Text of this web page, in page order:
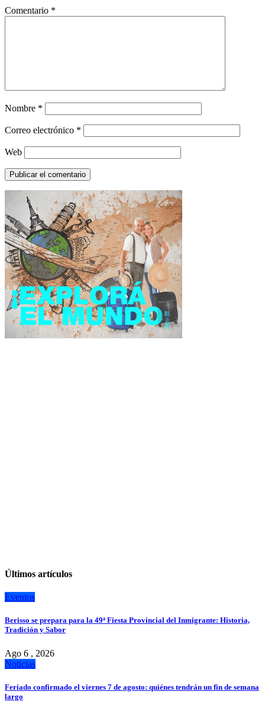
Comentario *
Nombre *
Correo electrónico *
Web
Últimos artículos
Eventos
Berisso se prepara para la 49ª Fiesta Provincial del Inmigrante: Historia,
Tradición y Sabor
Ago 6 , 2026
Noticias
Feriado confirmado el viernes 7 de agosto: quiénes tendrán un fin de semana
largo